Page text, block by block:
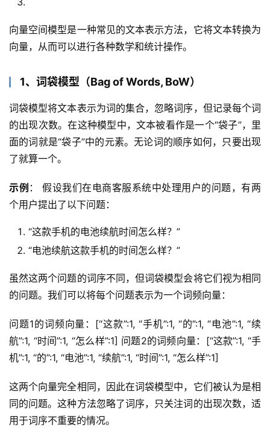
向量空间模型是一种常见的文本表示方法，它将文本转换为
向量，从而可以进行各种数学和统计操作。
1、词袋模型（Bag of Words, BoW）
词袋模型将文本表示为词的集合，忽略词序，但记录每个词
的出现次数。在这种模型中，文本被看作是一个“袋子”，里
面的词就是“袋子”中的元素。无论词的顺序如何，只要出现
了就算一个。
示例 ： 假设我们在电商客服系统中处理用户的问题，有两
个用户提出了以下问题：
“这款手机的电池续航时间怎么样？”
“电池续航这款手机的时间怎么样？”
虽然这两个问题的词序不同，但词袋模型会将它们视为相同
的问题。我们可以将每个问题表示为一个词频向量：
问题1的词频向量：[“这款”:1, “手机”:1, “的”:1, “电池”:1, “续
航”:1, “时间”:1, “怎么样”:1] 问题2的词频向量：[“这款”:1, “手
机”:1, “的”:1, “电池”:1, “续航”:1, “时间”:1, “怎么样”:1]
这两个向量完全相同，因此在词袋模型中，它们被认为是相
同的问题。这种方法忽略了词序，只关注词的出现次数，适
用于词序不重要的情况。